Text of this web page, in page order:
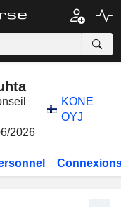
KONE
OYJ
2026